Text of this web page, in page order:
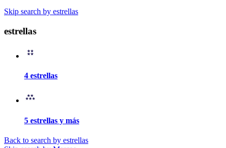
Skip search by estrellas
estrellas
4 estrellas
5 estrellas y más
Back to search by estrellas